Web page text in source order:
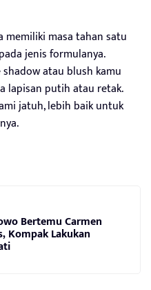
memiliki masa tahan satu
jenis formulanya.
atau blush kamu
lapisan putih atau retak.
jatuh, lebih baik untuk
Bertemu Carmen
Kompak Lakukan